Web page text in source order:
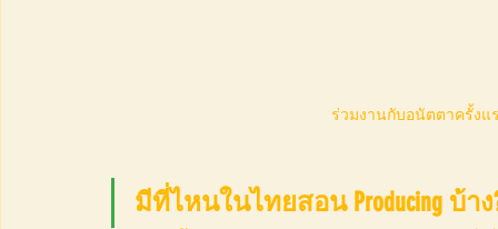
ร่วมงานกับอนัตตาครั้งแ
มีที่ไหนในไทยสอน Producing บ้าง